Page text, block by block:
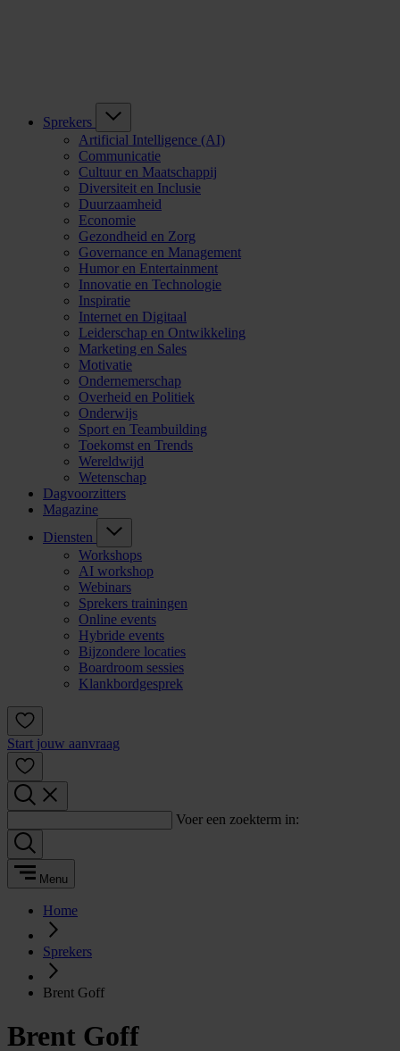
Sprekers
Artificial Intelligence (AI)
Communicatie
Cultuur en Maatschappij
Diversiteit en Inclusie
Duurzaamheid
Economie
Gezondheid en Zorg
Governance en Management
Humor en Entertainment
Innovatie en Technologie
Inspiratie
Internet en Digitaal
Leiderschap en Ontwikkeling
Marketing en Sales
Motivatie
Ondernemerschap
Overheid en Politiek
Onderwijs
Sport en Teambuilding
Toekomst en Trends
Wereldwijd
Wetenschap
Dagvoorzitters
Magazine
Diensten
Workshops
AI workshop
Webinars
Sprekers trainingen
Online events
Hybride events
Bijzondere locaties
Boardroom sessies
Klankbordgesprek
Start jouw aanvraag
Voer een zoekterm in:
Menu
Home
Sprekers
Brent Goff
Brent Goff